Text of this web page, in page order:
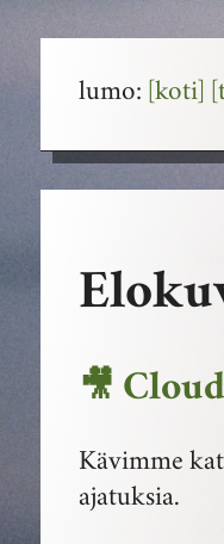
lumo: [koti]
🎥 Cloud
Kävimme
ajatuksia.